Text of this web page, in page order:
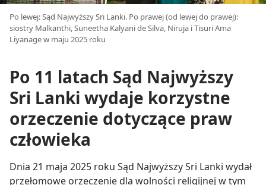
Po lewej: Sąd Najwyższy Sri Lanki. Po prawej (od lewej do prawej):
siostry Malkanthi, Suneetha Kalyani de Silva, Niruja i Tisuri Ama
Liyanage w maju 2025 roku
Po 11 latach Sąd Najwyższy
Sri Lanki wydaje korzystne
orzeczenie dotyczące praw
człowieka
Dnia 21 maja 2025 roku Sąd Najwyższy Sri Lanki wydał
przełomowe orzeczenie dla wolności religijnej w tym